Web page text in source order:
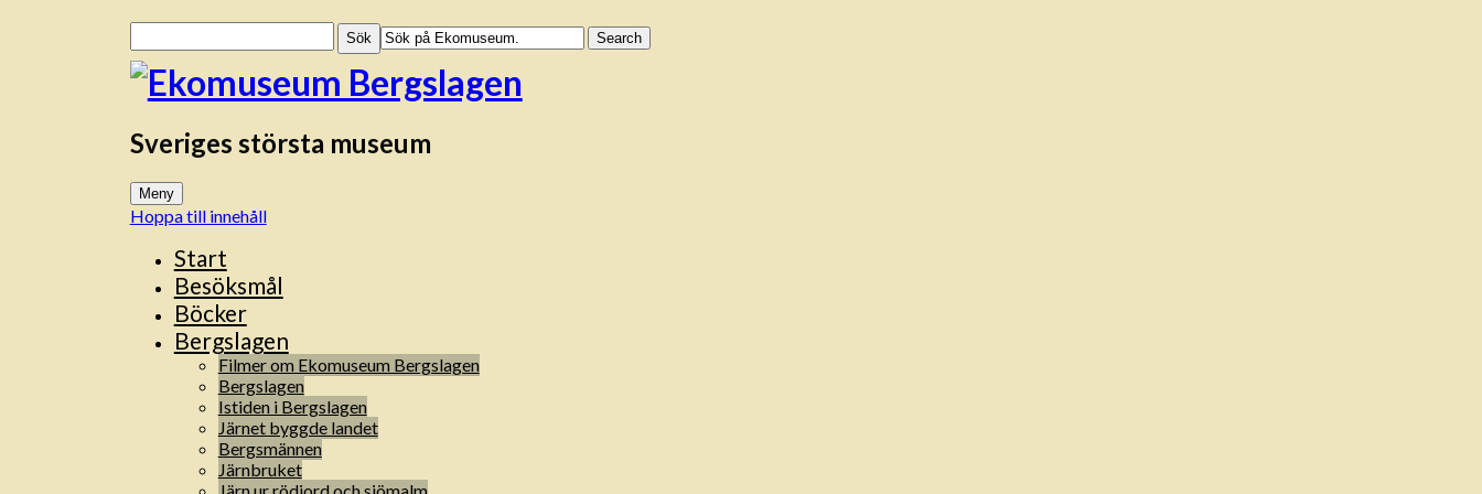
efter:
Sveriges största museum
Meny
Hoppa till innehåll
Start
Besöksmål
Böcker
Bergslagen
Filmer om Ekomuseum Bergslagen
Bergslagen
Istiden i Bergslagen
Järnet byggde landet
Bergsmännen
Järnbruket